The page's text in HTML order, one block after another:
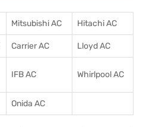
Mitsubishi AC Hitachi AC
Carrier AC Lloyd AC
IFB AC Whirlpool AC
Onida AC